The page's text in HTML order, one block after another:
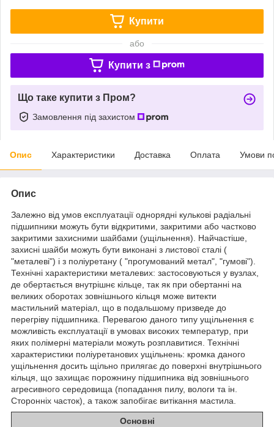
Купити
або
Купити з
Що таке купити з Пром?
Замовлення під захистом
Опис Характеристики Доставка Оплата Умови
Опис
Залежно від умов експлуатації однорядні кулькові радіальні
підшипники можуть бути відкритими, закритими або частково
закритими захисними шайбами (ущільнення). Найчастіше,
захисні шайби можуть бути виконані з листової сталі (
"металеві") і з поліуретану ( "прогумований метал", "гумові").
Технічні характеристики металевих: застосовуються у вузлах,
де обертається внутрішнє кільце, так як при обертанні на
великих оборотах зовнішнього кільця може витекти
мастильний матеріал, що в подальшому призведе до
перегріву підшипника. Перевагою даного типу ущільнення є
можливість експлуатації в умовах високих температур, при
яких полімерні матеріали можуть розплавитися. Технічні
характеристики поліуретанових ущільнень: кромка даного
ущільнення досить щільно прилягає до поверхні внутрішнього
кільця, що захищає порожнину підшипника від зовнішнього
агресивного середовища (попадання пилу, вологи та ін.
Сторонніх часток), а також запобігає витікання мастила.
Основні